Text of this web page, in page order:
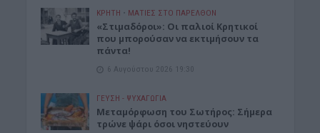
ΚΡΗΤΗ • ΜΑΤΙΕΣ ΣΤΟ ΠΑΡΕΛΘΟΝ
«Στιμαδόροι»: Οι παλιοί Κρητικοί
που μπορούσαν να εκτιμήσουν τα
πάντα!
6 Αυγούστου 2026 19:30
ΓΕΎΣΗ - ΨΥΧΑΓΩΓΊΑ
Μεταμόρφωση του Σωτήρος: Σήμερα
τρώνε ψάρι όσοι νηστεύουν